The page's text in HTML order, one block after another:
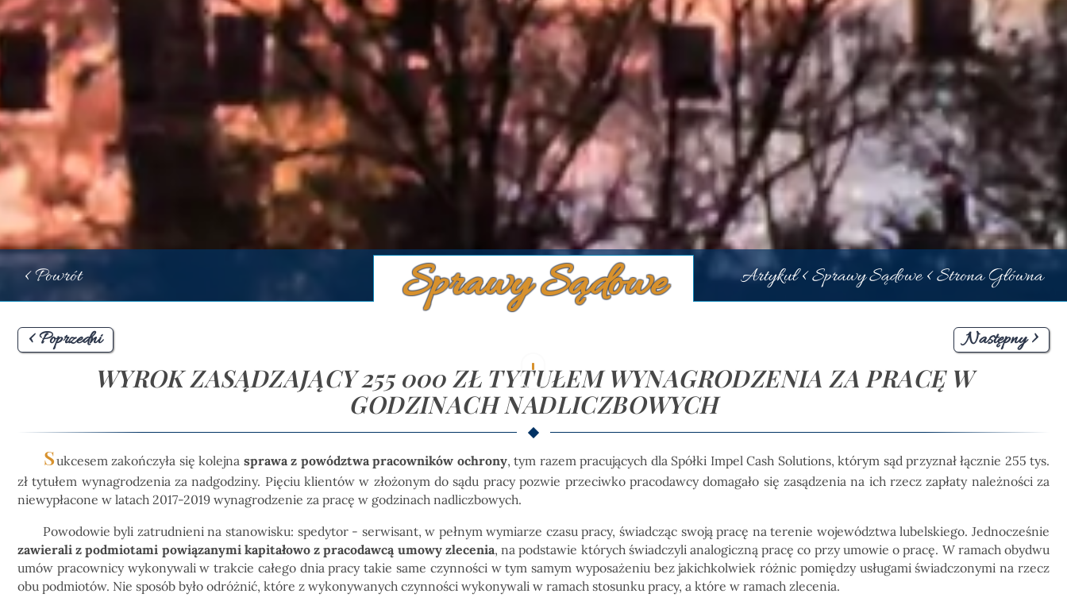
Sprawy Sądowe
< Powrót Artykuł <Sprawy Sądowe<Strona Główna
< Poprzedni Następny >
WYROK ZASĄDZAJĄCY 255 000 ZŁ TYTUŁEM WYNAGRODZENIA ZA PRACĘ W
GODZINACH NADLICZBOWYCH
Sukcesem zakończyła się kolejna sprawa z powództwa pracowników ochrony, tym razem pracujących dla Spółki Impel Cash Solutions, którym sąd przyznał łącznie 255 tys.
zł tytułem wynagrodzenia za nadgodziny. Pięciu klientów w złożonym do sądu pracy pozwie przeciwko pracodawcy domagało się zasądzenia na ich rzecz zapłaty należności za
niewypłacone w latach 2017-2019 wynagrodzenie za pracę w godzinach nadliczbowych.
Powodowie byli zatrudnieni na stanowisku: spedytor - serwisant, w pełnym wymiarze czasu pracy, świadcząc swoją pracę na terenie województwa lubelskiego. Jednocześnie
zawierali z podmiotami powiązanymi kapitałowo z pracodawcą umowy zlecenia, na podstawie których świadczyli analogiczną pracę co przy umowie o pracę. W ramach obydwu
umów pracownicy wykonywali w trakcie całego dnia pracy takie same czynności w tym samym wyposażeniu bez jakichkolwiek różnic pomiędzy usługami świadczonymi na rzecz
obu podmiotów. Nie sposób było odróżnić, które z wykonywanych czynności wykonywali w ramach stosunku pracy, a które w ramach zlecenia.